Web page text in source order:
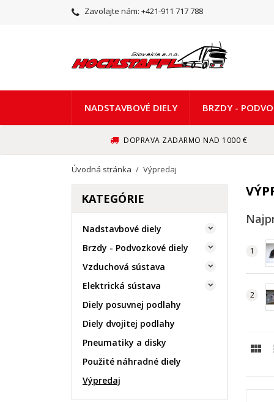
Zavolajte nám: +421-911 717 788
NADSTAVBOVÉ DIELY BRZDY -
DOPRAVA ZADARMO NAD 1000 €
Úvodná stránka Výpredaj
KATEGÓRIE
Nadstavbové diely 
Brzdy - Podvozkové diely 
Vzduchová sústava 
Elektrická sústava 
Diely posuvnej podlahy
Diely dvojitej podlahy
Pneumatiky a disky
Použité náhradné diely
Výpredaj
